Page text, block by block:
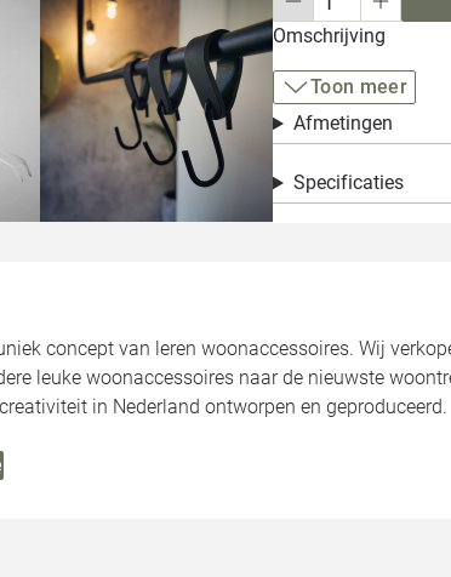
Omschrijving
Toon meer
Afmetingen
Specificaties
concept van leren woonaccessoires. Wij
leuke woonaccessoires naar de nieuwste
in Nederland ontworpen en geproduceerd.